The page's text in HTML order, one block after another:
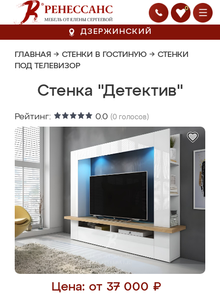
0
ДЗЕРЖИНСКИЙ
ГЛАВНАЯ → СТЕНКИ В ГОСТИНУЮ → СТЕНКИ
ПОД ТЕЛЕВИЗОР
Стенка "Детектив"
Рейтинг: 0.0 (0 голосов)
Цена: от 37 000 ₽